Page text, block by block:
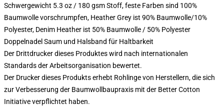
Schwergewicht 5.3 oz / 180 gsm Stoff, feste Farben sind 100%
Baumwolle vorschrumpfen, Heather Grey ist 90% Baumwolle/10%
Polyester, Denim Heather ist 50% Baumwolle / 50% Polyester
Doppelnadel Saum und Halsband für Haltbarkeit
Der Drittdrucker dieses Produktes wird nach internationalen
Standards der Arbeitsorganisation bewertet.
Der Drucker dieses Produkts erhebt Rohlinge von Herstellern, die sich
zur Verbesserung der Baumwollbaupraxis mit der Better Cotton
Initiative verpflichtet haben.